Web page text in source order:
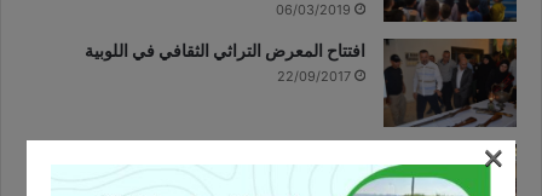
06/03/2019
افتتاح المعرض التراثي الثقافي في اللوبية
22/09/2017
وسائل التواصل الاجتماعي في البابلية
×